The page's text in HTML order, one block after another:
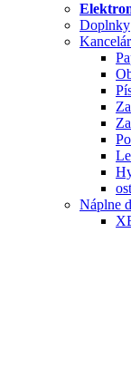
Doplnky
Náplne